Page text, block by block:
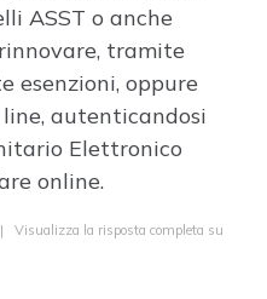
ASST o anche
tramite
esenzioni, oppure
autenticandosi
Elettronico
online.
Visualizza la risposta completa su